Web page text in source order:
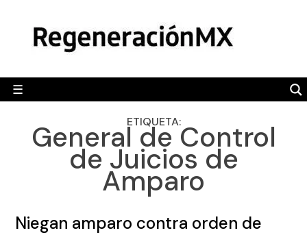
content
☰
POLÍTICA
CAMALEÓN
OPINIÓN
DEPORTES
ENGLISH SECTION
VIDEOS
ETIQUETA:
General de Control
de Juicios de
Amparo
Niegan amparo contra orden de